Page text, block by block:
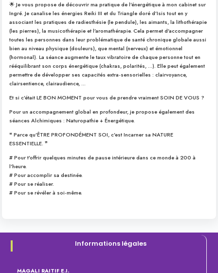
🌟 Je vous propose de découvrir ma pratique de l’énergétique à mon cabinet sur
Ingré. Je canalise les énergies Reiki III et du Triangle doré d’Isis tout en y
associant les pratiques de radiesthésie (le pendule), les aimants, la lithothérapie
(les pierres), la musicothérapie et l’aromathérapie. Cela permet d’accompagner
toutes les personnes dans leur problématique de santé chronique globale aussi
bien au niveau physique (douleurs), que mental (nerveux) et émotionnel
(hormonal). La séance augmente le taux vibratoire de chaque personne tout en
rééquilibrant son corps énergétique (chakras, polarités, …). Elle peut également
permettre de développer ses capacités extra-sensorielles : clairvoyance,
clairsentience, clairaudience, …
Et si c’était LE BON MOMENT pour vous de prendre vraiment SOIN DE VOUS ?
Pour un accompagnement global en profondeur, je propose également des
séances Alchimiques : Naturopathie + Énergétique.
❝ Parce qu’ÊTRE PROFONDÉMENT SOI, c’est Incarner sa NATURE
ESSENTIELLE. ❞
# Pour t’offrir quelques minutes de pause intérieure dans ce monde à 200 à
l’heure.
# Pour accomplir sa destinée.
# Pour se réaliser.
# Pour se révéler à soi-même.
Informations légales
MAGALI RAITIF E.I.